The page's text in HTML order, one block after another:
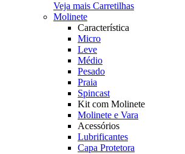
Veja mais Carretilhas
Molinete
Característica
Micro
Leve
Médio
Pesado
Praia
Spincast
Kit com Molinete
Molinete e Vara
Acessórios
Lubrificantes
Capa Protetora